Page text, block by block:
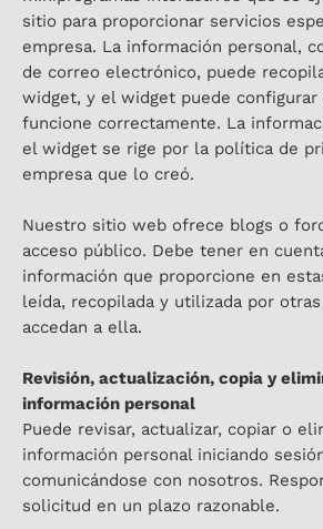
sitio para proporcionar servicios
empresa. La información personal,
de correo electrónico, puede
widget, y el widget puede configurar
funcione correctamente. La
el widget se rige por la política de
empresa que lo creó.
Nuestro sitio web ofrece blogs o
acceso público. Debe tener en
información que proporcione en
leída, recopilada y utilizada por
accedan a ella.
Revisión, actualización, copia y
información personal
Puede revisar, actualizar, copiar o
información personal iniciando
comunicándose con nosotros.
solicitud en un plazo razonable.